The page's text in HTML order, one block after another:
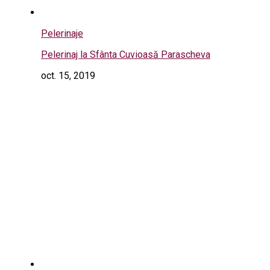
Pelerinaje
Pelerinaj la Sfânta Cuvioasă Parascheva
oct. 15, 2019